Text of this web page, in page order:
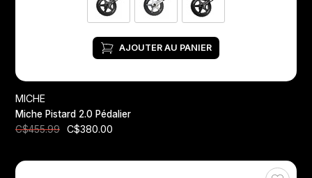
AJOUTER AU PANIER
MICHE
Miche Pistard 2.0 Pédalier
C$455.99
C$380.00